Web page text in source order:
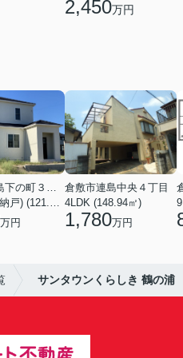
2,450万円
倉敷市児島下の町３丁目
5LDK＋S(納戸) (121.93㎡)
万円
倉敷市連島中央４丁目
4LDK (148.94㎡)
1,780万円
サンタウンくらしき 鶴の浦